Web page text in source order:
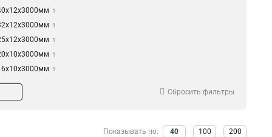
1
1
1
1
1
Сбросить фильтры
Показывать по: 40 100 200